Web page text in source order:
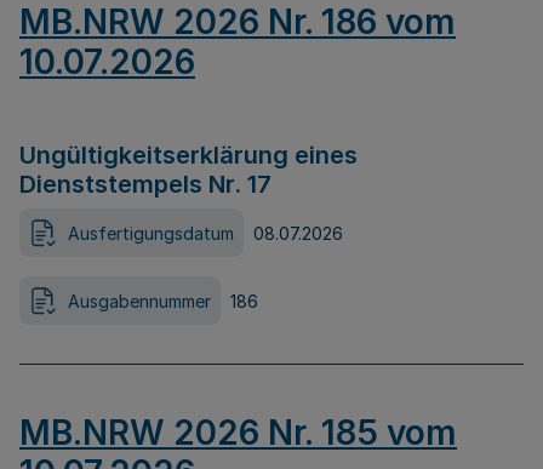
MB.NRW 2026 Nr. 186 vom
10.07.2026
Ungültigkeitserklärung eines
Dienststempels Nr. 17
Ausfertigungsdatum 08.07.2026
Ausgabennummer 186
MB.NRW 2026 Nr. 185 vom